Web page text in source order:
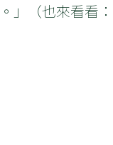
」（也來看看：